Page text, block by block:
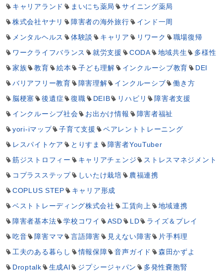
キャリアランド
まいにち薬局
サイニング薬局
株式会社ヤナリ
障害者の海外旅行
インド一周
メンタルヘルス
体験談 キャリア リワーク
職場復帰
ワークライフバランス
就労支援 CODA 地域共生
多様性
家族
教育 絵本 子ども理解 インクルーシブ教育
DEI
バリアフリー教育
障害理解 インクルーシブ
働き方
脳梗塞
後遺症 復職 DEIB リハビリ
障害者支援
インクルーシブ社会
お出かけ情報
障害者福祉
yori-iマップ
子育て支援
ペアレントトレーニング
レスパイトケア
とりすま
障害者YouTuber
筋ジストロフィー
キャリアチェンジ
ストレスマネジメント
コプラスステップ
しいたけ栽培
農福連携
COPLUS STEP
キャリア形成
ベストトレーディング株式会社
工賃向上
地域連携
障害者基本法
学校コワイ ASD LD
ライズ＆プレイ
吃音
障害ママ 言語障害 見えない障害
片手料理
工夫のある暮らし
情報保障 音声ガイド
森田かずよ
Droptalk
生成AI ジプシージャパン
多発性嚢胞腎